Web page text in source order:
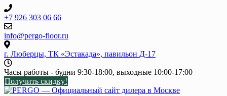
Skip
to
content
+7 926 303 06 66
info@pergo-floor.ru
г. Люберцы, ТК «Эстакада», павильон Д-17
Часы работы - будни 9:30-18:00, выходные 10:00-17:00
Получить скидку!